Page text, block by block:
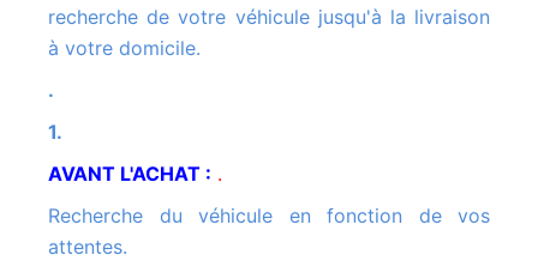
recherche de votre véhicule jusqu'à la livraison
à votre domicile.
.
1.
AVANT L'ACHAT : .
Recherche du véhicule en fonction de vos
attentes.